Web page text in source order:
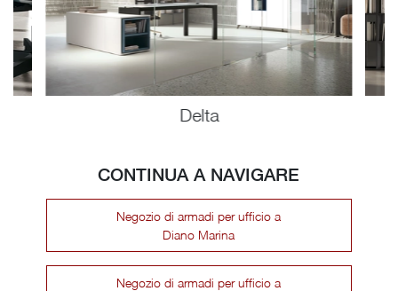
Delta
CONTINUA A NAVIGARE
Negozio di armadi per ufficio a
Diano Marina
Negozio di armadi per ufficio a